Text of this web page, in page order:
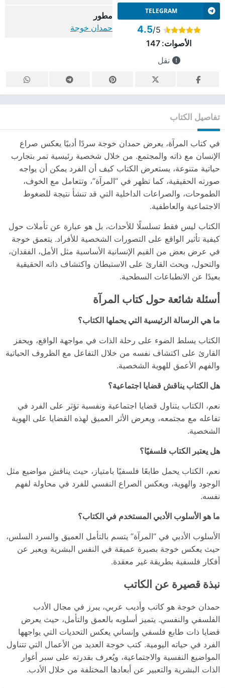
TELEGRAM
4.5/5
الأصوات:147
نقل
مطور
حمدان خوجة
تفاصيل الكتاب
في كتاب المرآة، يعرض حمدان خوجة سردًا أدبيًا يعكس صراع
الإنسان مع ذاته والمجتمع. من خلال شخصية رئيسية تمر بتجارب
حياتية متنوعة، يستعرض الكتاب كيف أن الفرد يمكن أن يواجه
صورته الحقيقية، كما تظهر في “المرآة”، وتتعامل مع الخوف،
الطموحات، والصراعات الداخلية التي قد تنشأ نتيجة للضغوط
الاجتماعية والعاطفية.
الكتاب ليس فقط تسلسلًا للأحداث، بل هو عبارة عن تأملات حول
كيفية تأثير الواقع على التصورات الشخصية للأفراد. يتعمق خوجة
في عرض بعض من القيم الإنسانية الأساسية مثل الأمل، الفقدان،
والتحول، ويحث القارئ على الاستبطان واكتشاف ذاته الحقيقية
بعيدًا عن الانطباعات السطحية.
أسئلة شائعة حول كتاب المرآة
ما هي الرسالة الرئيسية التي يحملها الكتاب؟
الكتاب يسلط الضوء على رحلة الذات في مواجهة الواقع، ويحفز
القارئ على اكتشاف نفسه من خلال التفاعل مع الظروف الحياتية
والفهم الأعمق للهوية الشخصية.
هل الكتاب يناقش قضايا اجتماعية؟
نعم، الكتاب يتناول قضايا اجتماعية ونفسية تؤثر على الفرد في
تفاعله مع مجتمعه، ويعرض الأثر العميق لهذه القضايا على الهوية
الشخصية.
هل يعتبر الكتاب فلسفيًا؟
نعم، الكتاب يحمل طابعًا فلسفيًا بامتياز، حيث يناقش مواضيع مثل
الوجود والهوية، ويعكس الصراع النفسي للفرد في محاولة لفهم
نفسه.
ما هو الأسلوب الأدبي المستخدم في الكتاب؟
الأسلوب الأدبي في “المرآة” يتسم بالتأمل العميق والسرد السلس،
حيث يعكس خوجة بصيرة عميقة في النفس البشرية ويعبر عن
أفكار فلسفية بطريقة غير معقدة.
نبذة قصيرة عن الكاتب
حمدان خوجة هو كاتب وأديب عربي، يبرز في مجال الأدب
الفلسفي والنفسي. يتميز أسلوبه بالعمق والتأمل، حيث يعرض
قضايا ذات طابع فلسفي وإنساني يعكس التحديات التي يواجهها
الفرد في حياته اليومية. كتب خوجة العديد من الأعمال التي تتناول
المواضيع النفسية والاجتماعية، ويُعرف بقدرته على سبر أغوار
الذات البشرية والتعبير عن أبعادها المختلفة من خلال الأدب.